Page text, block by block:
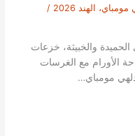
الهند 2026
/
والخبيثة، خزعات
الأورام مع الغرسات
مومباي…